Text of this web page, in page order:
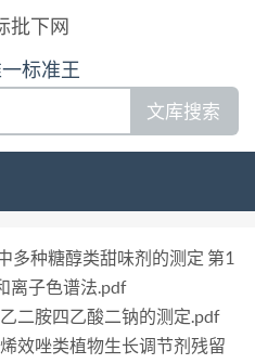
标准王
文库搜索
多种糖醇类甜味剂的测定 第1
离子色谱法.pdf
二胺四乙酸二钠的测定.pdf
效唑类植物生长调节剂残留